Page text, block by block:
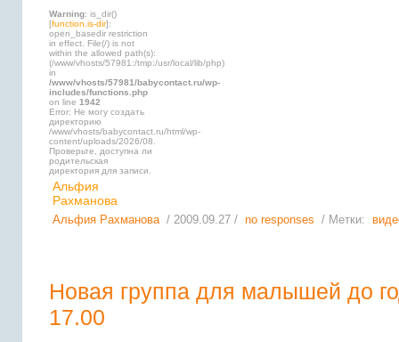
Warning: is_dir()
[function.is-dir]:
open_basedir restriction
in effect. File(/) is not
within the allowed path(s):
(/www/vhosts/57981:/tmp:/usr/local/lib/php)
in
/www/vhosts/57981/babycontact.ru/wp-
includes/functions.php
on line 1942
Error: Не могу создать
директорию
/www/vhosts/babycontact.ru/html/wp-
content/uploads/2026/08.
Проверьте, доступна ли
родительская
директория для записи.
Альфия
Рахманова
Альфия Рахманова / 2009.09.27 / no responses / Метки:
Новая группа для малышей до
17.00